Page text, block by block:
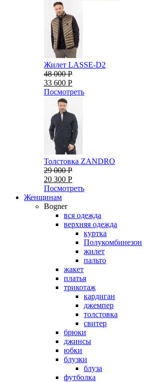
Жилет LASSE-D2
48 000 Р
33 600 Р
Посмотреть
Толстовка ZANDRO
29 000 Р
20 300 Р
Посмотреть
Женщинам
Bogner
вся одежда
верхняя одежда
куртка
Полукомбинезон
жилет
пальто
жакет
платья
трикотаж
кардиган
джемпер
толстовка
свитер
брюки
джинсы
юбки
блузки
блуза
футболка